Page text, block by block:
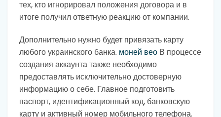
тех, кто игнорировал положения договора и в
итоге получил ответную реакцию от компании.
Дополнительно нужно будет привязать карту
любого украинского банка. моней вео В процессе
создания аккаунта также необходимо
предоставлять исключительно достоверную
информацию о себе. Главное подготовить
паспорт, идентификационный код, банковскую
карту и активный номер мобильного телефона.